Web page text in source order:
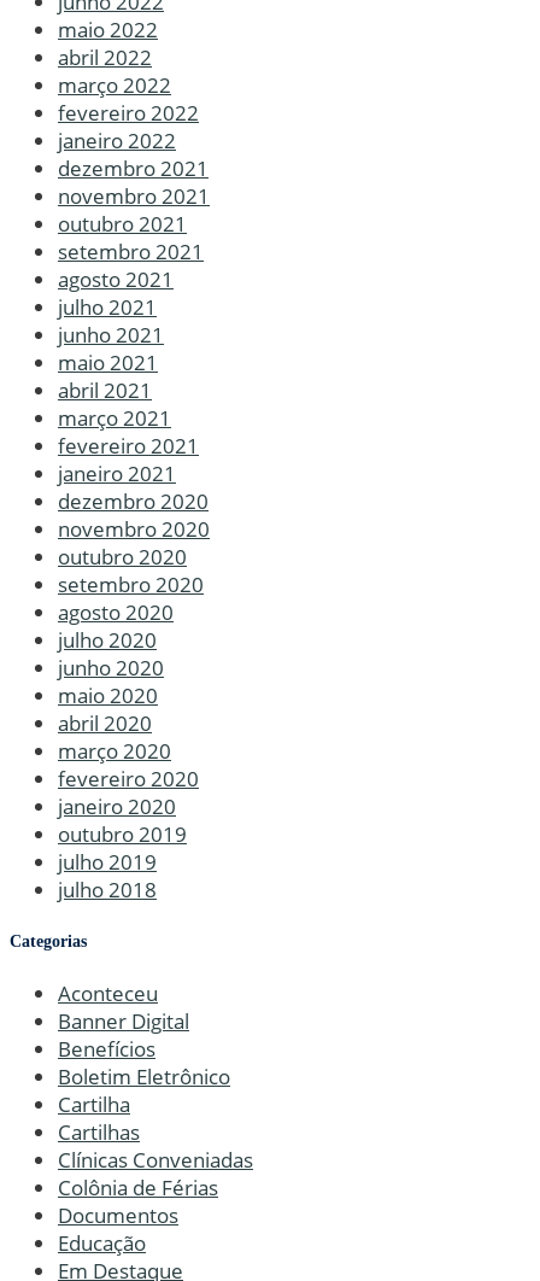
maio 2022
abril 2022
março 2022
fevereiro 2022
janeiro 2022
dezembro 2021
novembro 2021
outubro 2021
setembro 2021
agosto 2021
julho 2021
junho 2021
maio 2021
abril 2021
março 2021
fevereiro 2021
janeiro 2021
dezembro 2020
novembro 2020
outubro 2020
setembro 2020
agosto 2020
julho 2020
junho 2020
maio 2020
abril 2020
março 2020
fevereiro 2020
janeiro 2020
outubro 2019
julho 2019
julho 2018
Categorias
Aconteceu
Banner Digital
Benefícios
Boletim Eletrônico
Cartilha
Cartilhas
Clínicas Conveniadas
Colônia de Férias
Documentos
Educação
Em Destaque